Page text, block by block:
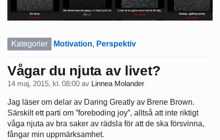
Kategorier Motivation, Perspektiv
Vågar du njuta av livet?
14 maj, 2015, kl. 08:00 av Linnea Molander
Jag läser om delar av Daring Greatly av Brene Brown.
Särskilt ett parti om ”foreboding joy”, alltså att inte riktigt
våga njuta av bra saker av rädsla för att de ska försvinna,
fångar min uppmärksamhet.